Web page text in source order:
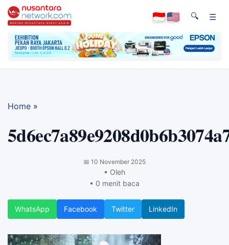
🔍 ☰
Home »
📅 10 November 2025
• Oleh
• 0 menit baca
WhatsApp Facebook Twitter LinkedIn